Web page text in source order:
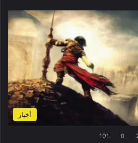
أخبار
0
101